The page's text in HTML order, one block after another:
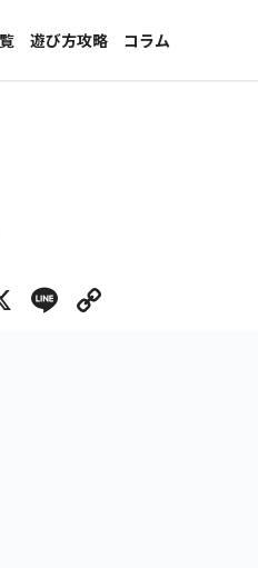
一覧
遊び方攻略
コラム
インタビュー
X Line